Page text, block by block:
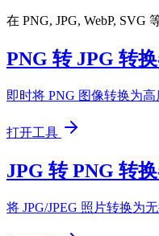
在 PNG, JPG, WebP, SVG
PNG 转 JPG 转
即时将 PNG 图像转换为高
打开工具
JPG 转 PNG 转
将 JPG/JPEG 照片转换为